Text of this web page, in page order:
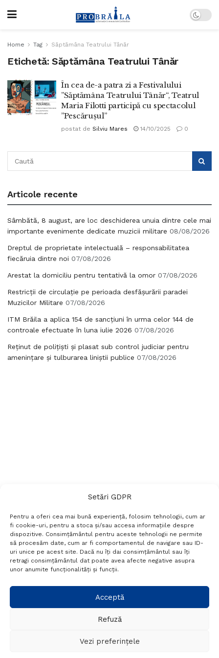
Setări GDPR
Pentru a oferi cea mai bună experiență, folosim tehnologii, cum ar
fi cookie-uri, pentru a stoca și/sau accesa informațiile despre
dispozitive. Consimțământul pentru aceste tehnologii ne permite
să procesăm date, cum ar fi comportamentul de navigare sau ID-
uri unice pe acest site. Dacă nu îți dai consimțământul sau îți
retragi consimțământul dat poate avea afecte negative asupra
unor anumite funcționalități și funcții.
Acceptă
Refuză
Vezi preferințele
Home Tag Săptămâna Teatrului Tânăr
Etichetă: Săptămâna Teatrului Tânăr
În cea de-a patra zi a Festivalului
”Săptămâna Teatrului Tânăr“, Teatrul
Maria Filotti participă cu spectacolul
”Pescărușul”
postat de Silviu Mares 14/10/2025 0
Articole recente
Sâmbătă, 8 august, are loc deschiderea unuia dintre cele mai
importante evenimente dedicate muzicii militare 08/08/2026
Dreptul de proprietate intelectuală – responsabilitatea
fiecăruia dintre noi 07/08/2026
Arestat la domiciliu pentru tentativă la omor 07/08/2026
Restricții de circulație pe perioada desfășurării paradei
Muzicilor Militare 07/08/2026
ITM Brăila a aplica 154 de sancțiuni în urma celor 144 de
controale efectuate în luna iulie 2026 07/08/2026
Reținut de polițiști și plasat sub control judiciar pentru
amenințare și tulburarea liniștii publice 07/08/2026
Termeni si conditii
Politică de confidențialitate
Politica cookies
Setări GDPR
+40 788 760 194